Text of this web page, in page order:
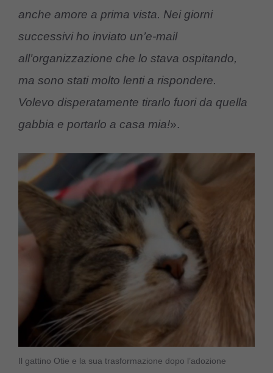
anche amore a prima vista. Nei giorni
successivi ho inviato un’e-mail
all’organizzazione che lo stava ospitando,
ma sono stati molto lenti a rispondere.
Volevo disperatamente tirarlo fuori da quella
gabbia e portarlo a casa mia!».
Il gattino Otie e la sua trasformazione dopo l’adozione